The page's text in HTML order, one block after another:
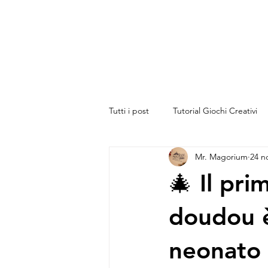
Tutti i post Tutorial Giochi Creativi
Appunti dalla Bottega
🎄 Il
doudou
neonato
Mr. Magorium 24